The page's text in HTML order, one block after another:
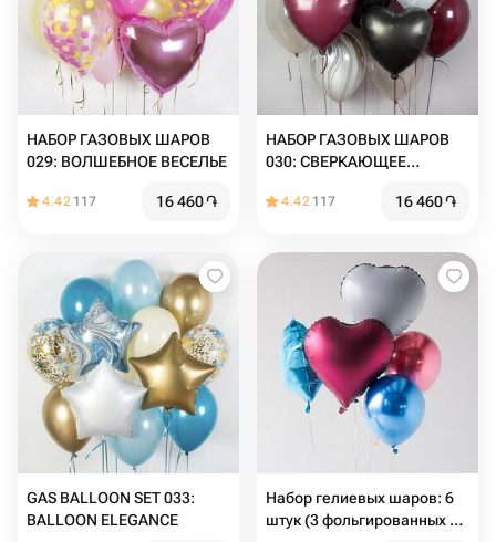
НАБОР ГАЗОВЫХ ШАРОВ
029: ВОЛШЕБНОЕ ВЕСЕЛЬЕ
4.42 117 16 460֏
НАБОР ГАЗОВЫХ ШАРОВ
030: СВЕРКАЮЩЕЕ
4.42 117 16 460֏
GAS BALLOON SET 033:
BALLOON ELEGANCE
Набор гелиевых шаров: 6
штук (3 фольгированных и